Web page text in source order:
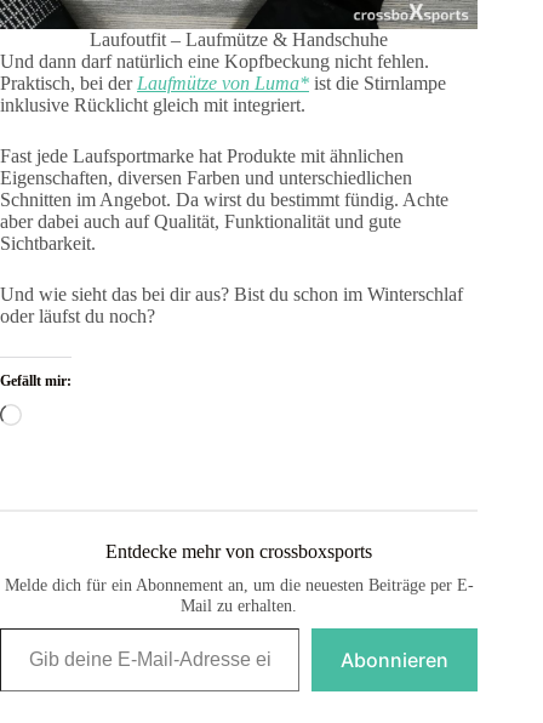
Laufoutfit – Laufmütze & Handschuhe
Und dann darf natürlich eine Kopfbeckung nicht fehlen.
Praktisch, bei der Laufmütze von Luma* ist die Stirnlampe
inklusive Rücklicht gleich mit integriert.
Fast jede Laufsportmarke hat Produkte mit ähnlichen
Eigenschaften, diversen Farben und unterschiedlichen
Schnitten im Angebot. Da wirst du bestimmt fündig. Achte
aber dabei auch auf Qualität, Funktionalität und gute
Sichtbarkeit.
Und wie sieht das bei dir aus? Bist du schon im Winterschlaf
oder läufst du noch?
Gefällt mir:
Wird
Entdecke mehr von crossboxsports
Melde dich für ein Abonnement an, um die neuesten Beiträge per E-
Mail zu erhalten.
Gib deine E-Mail-Adresse ein ...
Abonnieren